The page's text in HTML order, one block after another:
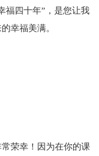
福四十年”，是您让我
幸福美满。
荣幸！因为在你的课